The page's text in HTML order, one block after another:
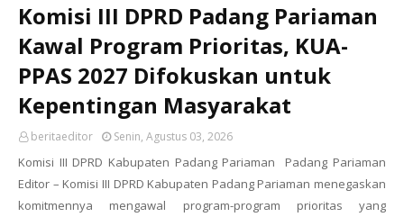
Komisi III DPRD Padang Pariaman
Kawal Program Prioritas, KUA-
PPAS 2027 Difokuskan untuk
Kepentingan Masyarakat
beritaeditor Senin, Agustus 03, 2026
Komisi III DPRD Kabupaten Padang Pariaman Padang Pariaman
Editor – Komisi III DPRD Kabupaten Padang Pariaman menegaskan
komitmennya mengawal program-program prioritas yang